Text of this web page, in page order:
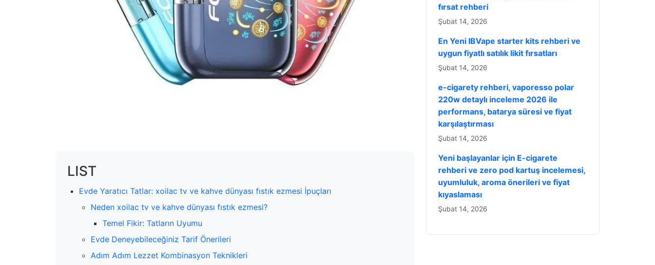
LIST
Evde Yaratıcı Tatlar: xoilac tv ve kahve dünyası fıstık ezmesi İpuçları
Neden xoilac tv ve kahve dünyası fıstık ezmesi?
Temel Fikir: Tatların Uyumu
Evde Deneyebileceğiniz Tarif Önerileri
Adım Adım Lezzet Kombinasyon Teknikleri
fırsat rehberi
Şubat 14, 2026
En Yeni IBVape starter kits rehberi ve
uygun fiyatlı satılık likit fırsatları
Şubat 14, 2026
e-cigarety rehberi, vaporesso polar
220w detaylı inceleme 2026 ile
performans, batarya süresi ve fiyat
karşılaştırması
Şubat 14, 2026
Yeni başlayanlar için E-cigarete
rehberi ve zero pod kartuş incelemesi,
uyumluluk, aroma önerileri ve fiyat
kıyaslaması
Şubat 14, 2026